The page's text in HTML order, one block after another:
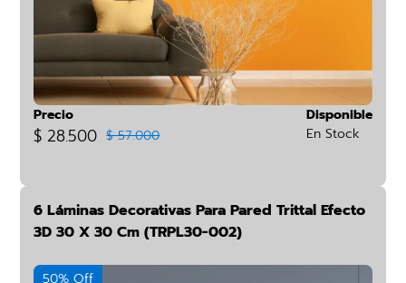
Precio
$ 28.500 $ 57.000
Disponible
En Stock
6 Láminas Decorativas Para Pared Trittal Efecto
3D 30 X 30 Cm (TRPL30-002)
50% Off